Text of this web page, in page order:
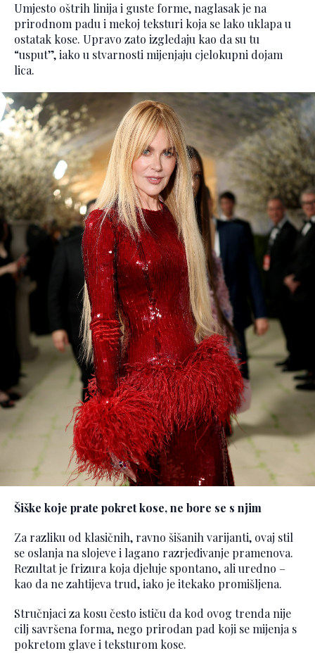
Umjesto oštrih linija i guste forme, naglasak je na
prirodnom padu i mekoj teksturi koja se lako uklapa u
ostatak kose. Upravo zato izgledaju kao da su tu
“usput”, iako u stvarnosti mijenjaju cjelokupni dojam
lica.
Šiške koje prate pokret kose, ne bore se s njim
Za razliku od klasičnih, ravno šišanih varijanti, ovaj stil
se oslanja na slojeve i lagano razrjeđivanje pramenova.
Rezultat je frizura koja djeluje spontano, ali uredno –
kao da ne zahtijeva trud, iako je itekako promišljena.
Stručnjaci za kosu često ističu da kod ovog trenda nije
cilj savršena forma, nego prirodan pad koji se mijenja s
pokretom glave i teksturom kose.